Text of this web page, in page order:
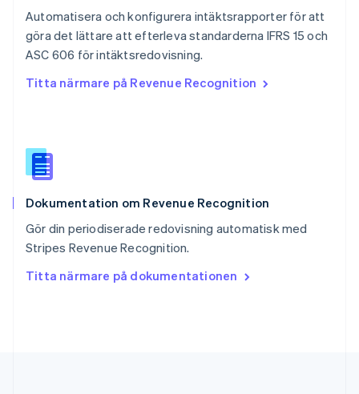
Automatisera och konfigurera intäktsrapporter för att
göra det lättare att efterleva standarderna IFRS 15 och
ASC 606 för intäktsredovisning.
Titta närmare på Revenue Recognition
Dokumentation om Revenue Recognition
Gör din periodiserade redovisning automatisk med
Stripes Revenue Recognition.
Titta närmare på dokumentationen
DeutschFrançais ItalianoEnglish
Singapore
English简体中文
English
Español
Storbritannien
Sverige
Thailand
ไทย English
English